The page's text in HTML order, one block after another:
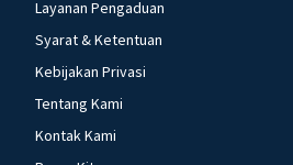
Layanan Pengaduan
Syarat & Ketentuan
Kebijakan Privasi
Tentang Kami
Kontak Kami